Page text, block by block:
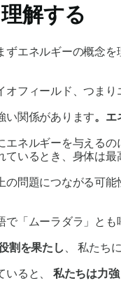
解する
エネルギーの概念を
オフィールド、つま
い関係があります。エ
エネルギーを与える
ているとき、身体は
の問題につながる可
で「ムーラダラ」 とも
割を果たし 、私たち
いると、 私たちは力強